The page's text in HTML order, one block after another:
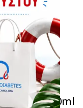
Gel 200ml